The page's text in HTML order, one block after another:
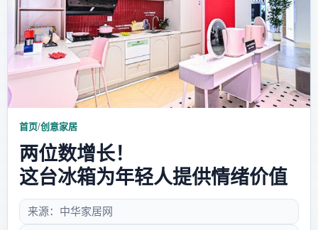
家具知识 家居文化
家装攻略 创意家居
首页/创意家居
两位数增长！
这台冰箱为年轻人提供情绪价值
来源：中华家居网